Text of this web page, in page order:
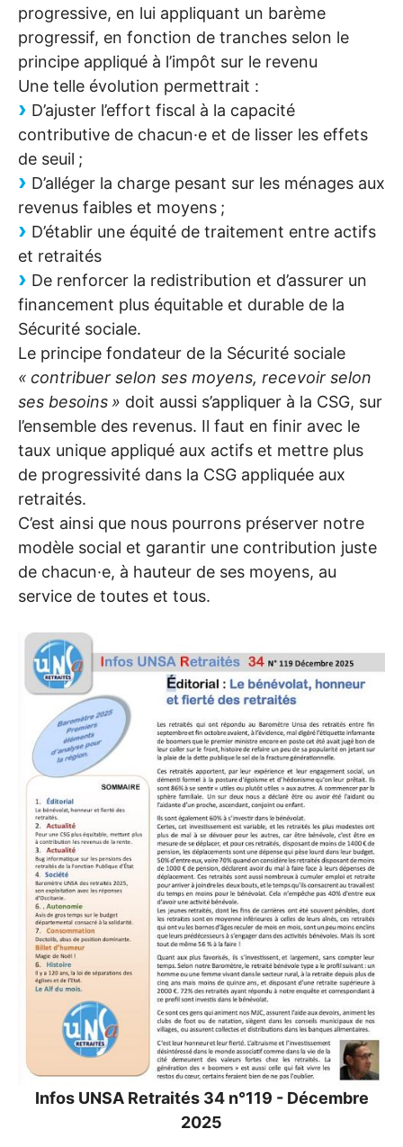
progressive, en lui appliquant un barème
progressif, en fonction de tranches selon le
principe appliqué à l’impôt sur le revenu
Une telle évolution permettrait :
D’ajuster l’effort fiscal à la capacité
contributive de chacun·e et de lisser les effets
de seuil ;
D’alléger la charge pesant sur les ménages aux
revenus faibles et moyens ;
D’établir une équité de traitement entre actifs
et retraités
De renforcer la redistribution et d’assurer un
financement plus équitable et durable de la
Sécurité sociale.
Le principe fondateur de la Sécurité sociale
« contribuer selon ses moyens, recevoir selon
ses besoins » doit aussi s’appliquer à la CSG, sur
l’ensemble des revenus. Il faut en finir avec le
taux unique appliqué aux actifs et mettre plus
de progressivité dans la CSG appliquée aux
retraités.
C’est ainsi que nous pourrons préserver notre
modèle social et garantir une contribution juste
de chacun·e, à hauteur de ses moyens, au
service de toutes et tous.
Infos UNSARetraités 34 n°119 - Décembre
2025